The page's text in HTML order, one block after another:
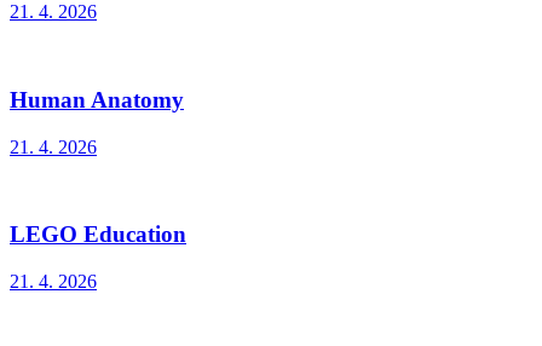
21. 4. 2026
Human Anatomy
21. 4. 2026
LEGO Education
21. 4. 2026